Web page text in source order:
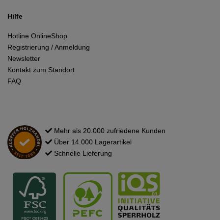
Hilfe
Hotline OnlineShop
Registrierung / Anmeldung
Newsletter
Kontakt zum Standort
FAQ
Mehr als 20.000 zufriedene Kunden
Über 14.000 Lagerartikel
Schnelle Lieferung